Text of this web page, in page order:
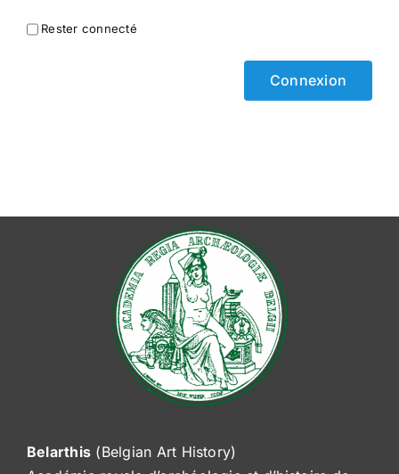
Rester connecté
Connexion
Belarthis (Belgian Art History)